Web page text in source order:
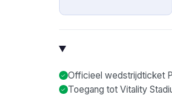
Officieel wedstrijdticket
Toegang tot Vitality